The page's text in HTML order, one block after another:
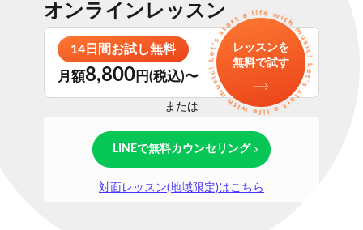
オンラインレッスン
14日間お試し無料
月額8,800円(税込)〜
レッスンを
無料で試す
または
LINEで無料カウンセリング
対面レッスン(地域限定)はこちら